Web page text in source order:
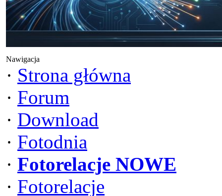
Nawigacja
· Strona główna
· Forum
· Download
· Fotodnia
· Fotorelacje NOWE
· Fotorelacje